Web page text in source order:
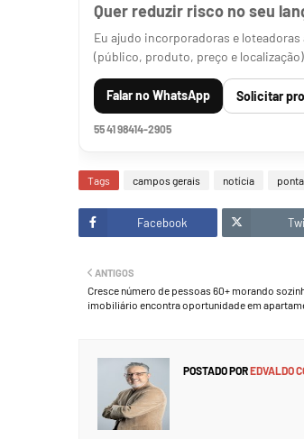
Quer reduzir risco no seu
Eu ajudo incorporadoras e
(público, produto, preço e
Falar no WhatsApp Solicitar
55 41 98414-2905
Tags campos gerais notícia
Facebook
ANTIGOS
Cresce número de pessoas 60+ morando
imobiliário encontra oportunidade em
POSTADO POREDVALDO